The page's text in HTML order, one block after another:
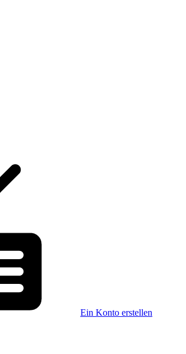
Ein Konto erstellen